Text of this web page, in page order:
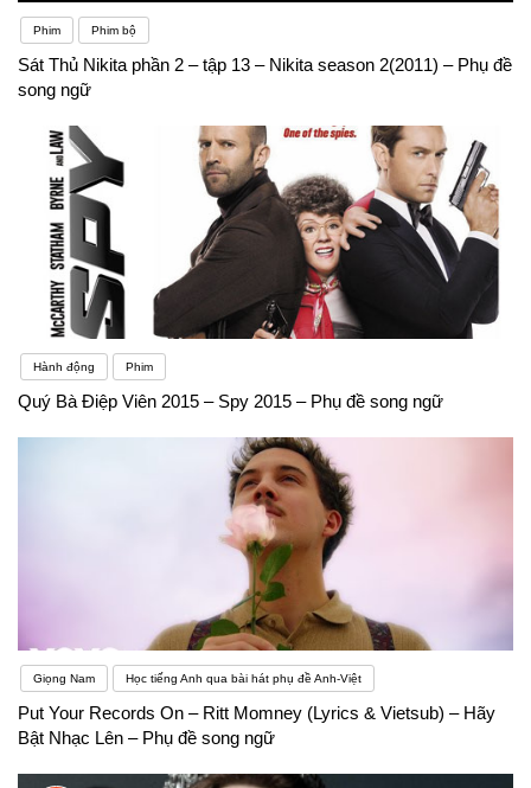
Phim Phim bộ
Sát Thủ Nikita phần 2 – tập 13 – Nikita season 2(2011) – Phụ đề
song ngữ
Hành động Phim
Quý Bà Điệp Viên 2015 – Spy 2015 – Phụ đề song ngữ
Giọng Nam Học tiếng Anh qua bài hát phụ đề Anh-Việt
Put Your Records On – Ritt Momney (Lyrics & Vietsub) – Hãy
Bật Nhạc Lên – Phụ đề song ngữ